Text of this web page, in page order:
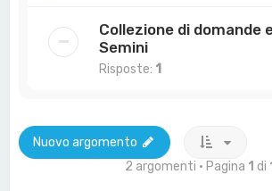
Collezione di domande
Semini
Risposte: 1
Nuovo argomento
2 argomenti • Pagina 1 di 1